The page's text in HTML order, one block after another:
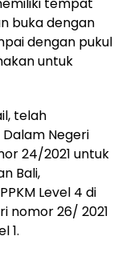
tempat
buka dengan
dengan pukul
untuk
telah
Negeri
24/2021 untuk
Bali,
Level 4 di
nomor 26/ 2021
1.